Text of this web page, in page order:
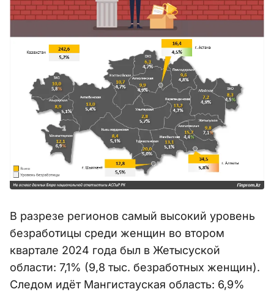
В разрезе регионов самый высокий уровень
безработицы среди женщин во втором
квартале 2024 года был в Жетысуской
области: 7,1% (9,8 тыс. безработных женщин).
Следом идёт Мангистауская область: 6,9%